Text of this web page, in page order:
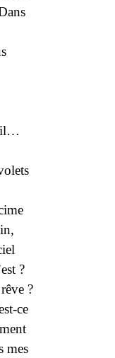
?
?
ce
mes